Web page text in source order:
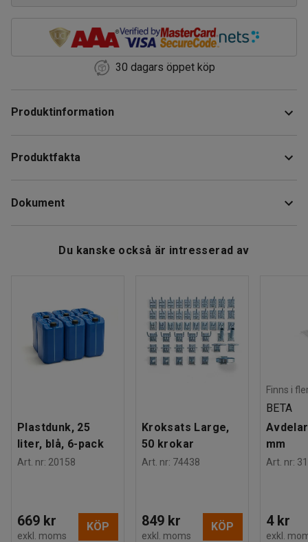
30 dagars öppet köp
Produktinformation
hantering av de flesta typer av avfall tack vare att de är
De miljövänliga säckarna är tillverkade av 100 % återvunnen
Produktfakta
Bredd: 850
Transparent
: 17,25 kg
Dokument
Du kanske också är intresserad av
Plastdunk, 25
liter, blå, 6-pack
Art. nr: 20158
669 kr
exkl. moms
KÖP
Kroksats Large,
50 krokar
Art. nr: 74438
849 kr
exkl. moms
KÖP
Finns i
BETA
mm
Art. nr:
4 kr
exkl.